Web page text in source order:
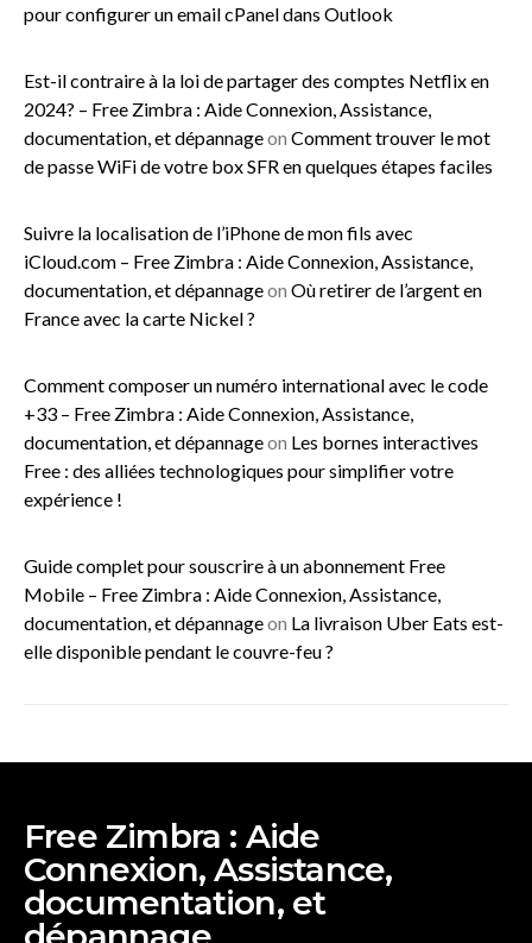
pour configurer un email cPanel dans Outlook
Est-il contraire à la loi de partager des comptes Netflix en
2024? – Free Zimbra : Aide Connexion, Assistance,
documentation, et dépannageon Comment trouver le mot
de passe WiFi de votre box SFR en quelques étapes faciles
Suivre la localisation de l’iPhone de mon fils avec
iCloud.com – Free Zimbra : Aide Connexion, Assistance,
documentation, et dépannageon Où retirer de l’argent en
France avec la carte Nickel ?
Comment composer un numéro international avec le code
+33 – Free Zimbra : Aide Connexion, Assistance,
documentation, et dépannageon Les bornes interactives
Free : des alliées technologiques pour simplifier votre
expérience !
Guide complet pour souscrire à un abonnement Free
Mobile – Free Zimbra : Aide Connexion, Assistance,
documentation, et dépannageon La livraison Uber Eats est-
elle disponible pendant le couvre-feu ?
Free Zimbra : Aide
Connexion, Assistance,
documentation, et